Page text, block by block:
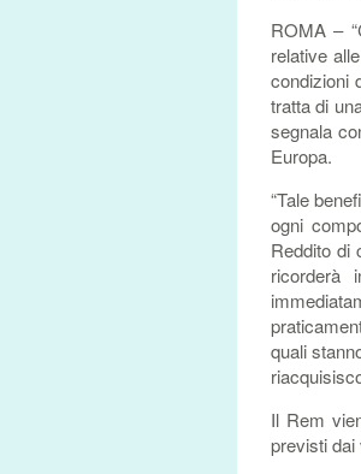
ROMA –
relative
condizioni
tratta di
segnala
Europa.
“Tale
ogni
Reddito di
ricorderà
quali
Il Rem
previsti dai